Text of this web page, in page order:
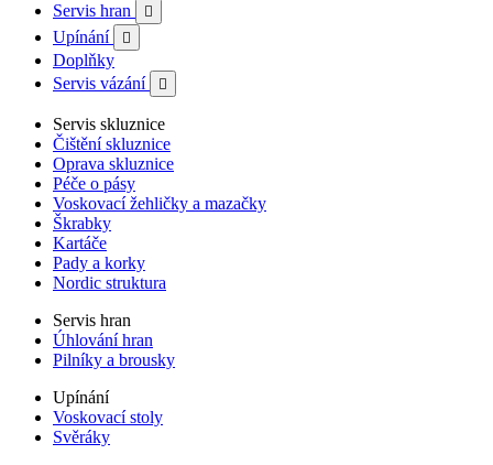
Servis hran 
Upínání 
Doplňky
Servis vázání

Servis skluznice
Čištění skluznice
Oprava skluznice
Péče o pásy
Voskovací žehličky a mazačky
Škrabky
Kartáče
Pady a korky
Nordic struktura
Servis hran
Úhlování hran
Pilníky a brousky
Upínání
Voskovací stoly
Svěráky